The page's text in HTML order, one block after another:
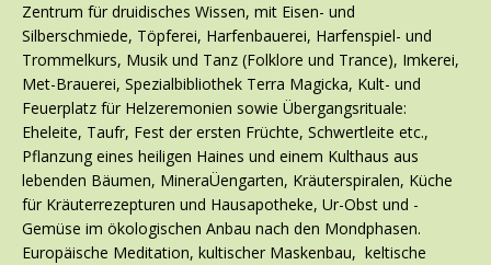
Zentrum für druidisches Wissen, mit Eisen- und
Silberschmiede, Töpferei, Harfenbauerei, Harfenspiel- und
Trommelkurs, Musik und Tanz (Folklore und Trance), Imkerei,
Met-Brauerei, Spezialbibliothek Terra Magicka, Kult- und
Feuerplatz für Helzeremonien sowie Übergangsrituale:
Eheleite, Taufr, Fest der ersten Früchte, Schwertleite etc.,
Pflanzung eines heiligen Haines und einem Kulthaus aus
lebenden Bäumen, MineraÜengarten, Kräuterspiralen, Küche
für Kräuterrezepturen und Hausapotheke, Ur-Obst und -
Gemüse im ökologischen Anbau nach den Mondphasen.
Europäische Meditation, kultischer Maskenbau, keltische